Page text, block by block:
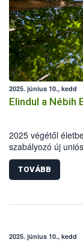
2025. június 10., kedd
Elindul a Nébih
2025 végétől
szabályozó új
jelentenek a
Hivatal (Nébih)
gyakorlati
EUDR hírlevél is.
TOVÁBB
2025. június 10., kedd